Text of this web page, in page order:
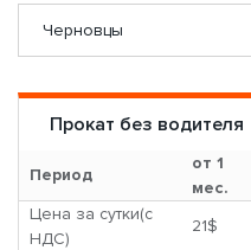
Прокат без водителя
Период
от 1
мес.
Цена за сутки(с
НДС)
21$